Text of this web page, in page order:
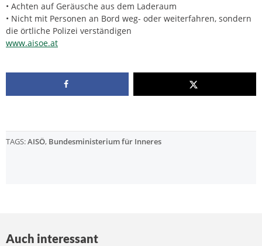
• Achten auf Geräusche aus dem Laderaum
• Nicht mit Personen an Bord weg- oder weiterfahren, sondern
die örtliche Polizei verständigen
www.aisoe.at
TAGS:AISÖ, Bundesministerium für Inneres
Auch interessant